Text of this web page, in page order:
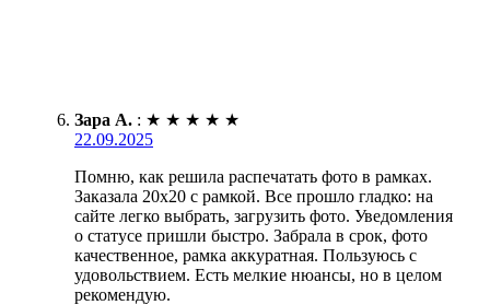
Зара А. : ★ ★ ★ ★ ★
22.09.2025
Помню, как решила распечатать фото в рамках.
Заказала 20х20 с рамкой. Все прошло гладко: на
сайте легко выбрать, загрузить фото. Уведомления
о статусе пришли быстро. Забрала в срок, фото
качественное, рамка аккуратная. Пользуюсь с
удовольствием. Есть мелкие нюансы, но в целом
рекомендую.